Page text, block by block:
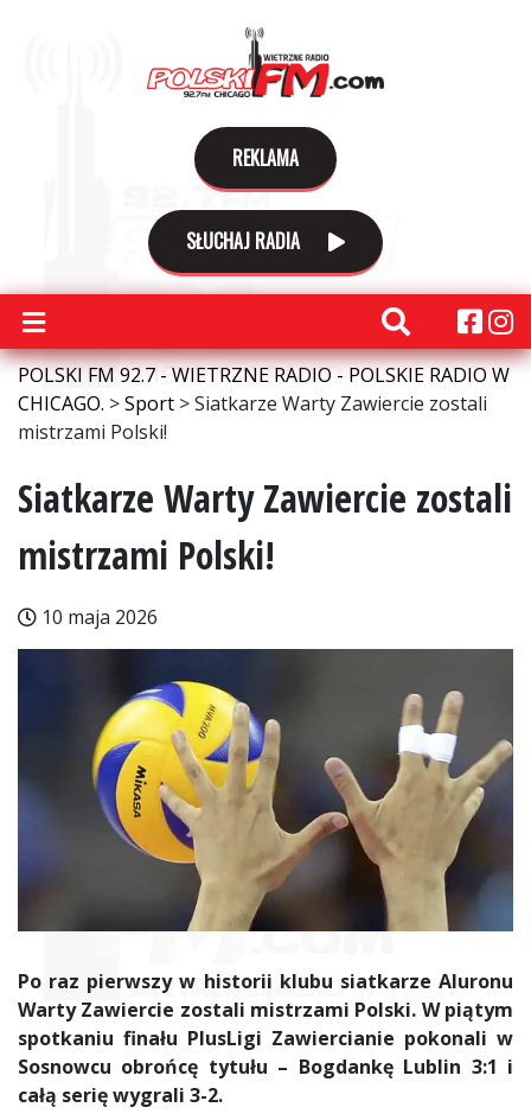
REKLAMA
SŁUCHAJ RADIA
POLSKI FM 92.7 - WIETRZNE RADIO - POLSKIE RADIO W
CHICAGO. >Sport >Siatkarze Warty Zawiercie zostali
mistrzami Polski!
Siatkarze Warty Zawiercie zostali
mistrzami Polski!
10 maja 2026
Po raz pierwszy w historii klubu siatkarze Aluronu
Warty Zawiercie zostali mistrzami Polski. W piątym
spotkaniu finału PlusLigi Zawiercianie pokonali w
Sosnowcu obrońcę tytułu – Bogdankę Lublin 3:1 i
całą serię wygrali 3-2.